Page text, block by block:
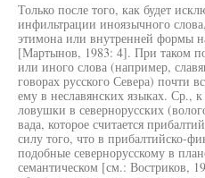
Только после того, как будет
инфильтрации иноязычного
этимона или внутренней формы
[Мартынов, 1983: 4]. При таком
или иного слова (например,
говорах русского Севера) почти
ему в неславянских языках. Ср.,
ловушки в севернорусских
вада, которое считается
силу того, что в прибалтийско-
подобные севернорусскому в
семантическом [см.: Востриков,